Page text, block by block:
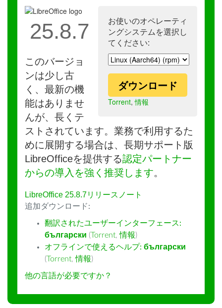
お使いのオペレーティ
ングシステムを選択し
てください:
ダウンロード
Torrent,情報
25.8.7
このバージョ
ンは少し古
く、最新の機
能はありませ
んが、長くテ
ストされています。業務で利用するた
めに展開する場合は、長期サポート版
LibreOfficeを提供する認定パートナー
からの導入を強く推奨します。
LibreOffice 25.8.7リリースノート
追加ダウンロード:
翻訳されたユーザーインターフェース:
български (Torrent,情報)
オフラインで使えるヘルプ: български
(Torrent,情報)
他の言語が必要ですか？